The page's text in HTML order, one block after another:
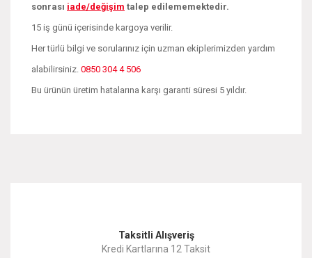
sonrası iade/değişim talep edilememektedir.
15 iş günü içerisinde kargoya verilir.
Her türlü bilgi ve sorularınız için uzman ekiplerimizden yardım
alabilirsiniz. 0850 304 4 506
Bu ürünün üretim hatalarına karşı garanti süresi 5 yıldır.
Ürün resmi kalitesiz, bozuk veya görüntülenemiyor.
Taksitli Alışveriş
Kredi Kartlarına 12 Taksit